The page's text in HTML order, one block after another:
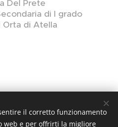
Del Prete
di I grado
Orta di Atella
il corretto funzionamento
web e per offrirti la migliore